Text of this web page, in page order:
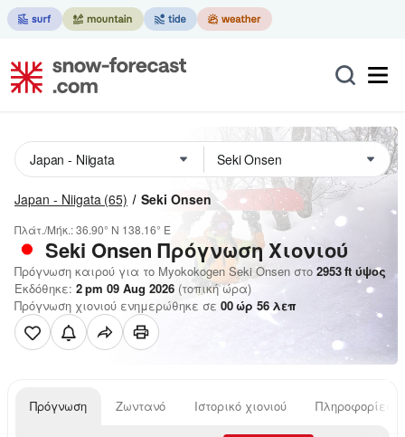
Japan - Niigata (65) Seki Onsen
Πλάτ./Μήκ.:36.90° N 138.16° E
Seki Onsen Πρόγνωση Χιονιού
Πρόγνωση καιρού για το Myokokogen Seki Onsen στο 2953ft ύψος
Εκδόθηκε: 2 pm 09 Aug 2026 (τοπική ώρα)
Πρόγνωση χιονιού ενημερώθηκε σε 00ώρ 56λεπ
Πρόγνωση Ζωντανό Ιστορικό χιονιού Πληροφορίες